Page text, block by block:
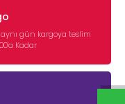
gün kargoya teslim
Kadar